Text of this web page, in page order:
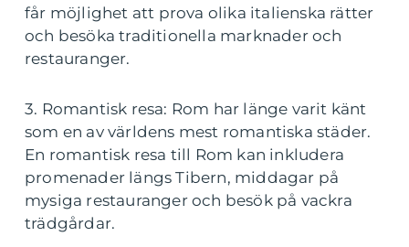
får möjlighet att prova olika italienska rätter
och besöka traditionella marknader och
restauranger.
3. Romantisk resa: Rom har länge varit känt
som en av världens mest romantiska städer.
En romantisk resa till Rom kan inkludera
promenader längs Tibern, middagar på
mysiga restauranger och besök på vackra
trädgårdar.